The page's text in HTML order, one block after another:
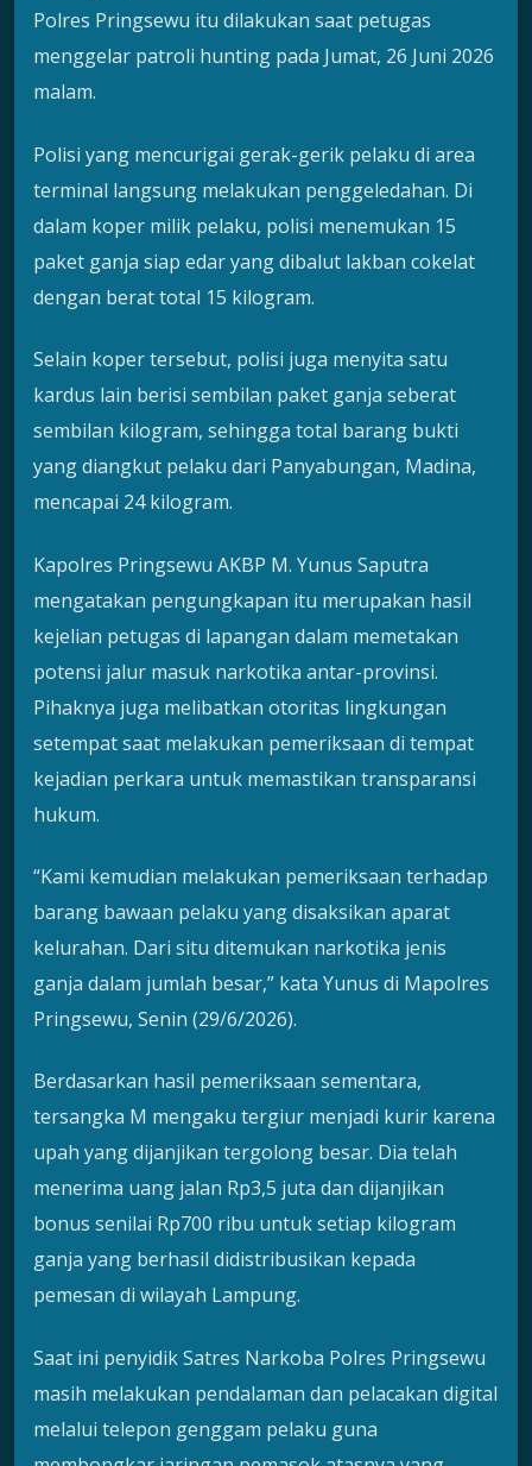
Polres Pringsewu itu dilakukan saat petugas
menggelar patroli hunting pada Jumat, 26 Juni 2026
malam.
Polisi yang mencurigai gerak-gerik pelaku di area
terminal langsung melakukan penggeledahan. Di
dalam koper milik pelaku, polisi menemukan 15
paket ganja siap edar yang dibalut lakban cokelat
dengan berat total 15 kilogram.
Selain koper tersebut, polisi juga menyita satu
kardus lain berisi sembilan paket ganja seberat
sembilan kilogram, sehingga total barang bukti
yang diangkut pelaku dari Panyabungan, Madina,
mencapai 24 kilogram.
Kapolres Pringsewu AKBP M. Yunus Saputra
mengatakan pengungkapan itu merupakan hasil
kejelian petugas di lapangan dalam memetakan
potensi jalur masuk narkotika antar-provinsi.
Pihaknya juga melibatkan otoritas lingkungan
setempat saat melakukan pemeriksaan di tempat
kejadian perkara untuk memastikan transparansi
hukum.
“Kami kemudian melakukan pemeriksaan terhadap
barang bawaan pelaku yang disaksikan aparat
kelurahan. Dari situ ditemukan narkotika jenis
ganja dalam jumlah besar,” kata Yunus di Mapolres
Pringsewu, Senin (29/6/2026).
Berdasarkan hasil pemeriksaan sementara,
tersangka M mengaku tergiur menjadi kurir karena
upah yang dijanjikan tergolong besar. Dia telah
menerima uang jalan Rp3,5 juta dan dijanjikan
bonus senilai Rp700 ribu untuk setiap kilogram
ganja yang berhasil didistribusikan kepada
pemesan di wilayah Lampung.
Saat ini penyidik Satres Narkoba Polres Pringsewu
masih melakukan pendalaman dan pelacakan digital
melalui telepon genggam pelaku guna